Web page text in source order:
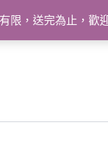
限，送完為止，歡